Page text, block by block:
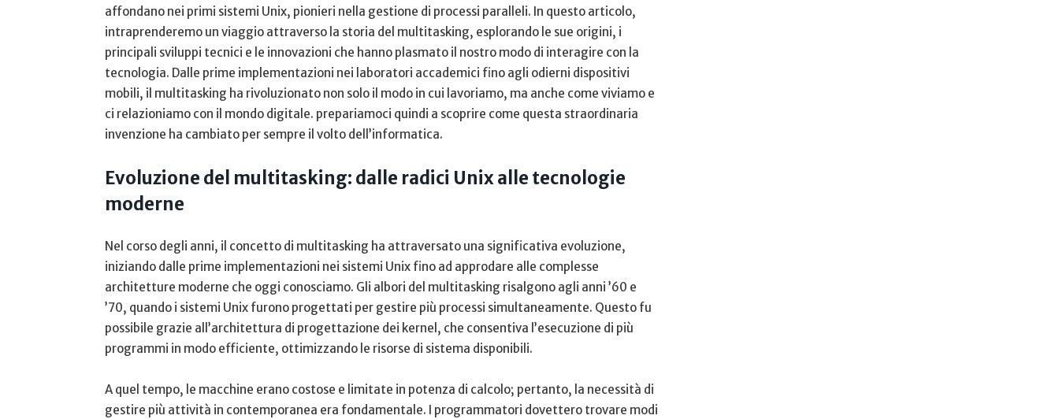
affondano nei primi sistemi Unix, pionieri nella gestione di ‍processi paralleli. In questo ‌articolo,
intraprenderemo un ‍viaggio attraverso la storia ​del multitasking, esplorando le ​sue origini, i
principali⁣ sviluppi tecnici e le innovazioni ⁣che hanno ⁢plasmato il nostro modo⁤ di interagire con la
tecnologia. ⁢Dalle prime implementazioni ‍nei laboratori ⁤accademici ‍fino​ agli odierni dispositivi
mobili, il ⁤multitasking ha rivoluzionato non solo il modo ‌in cui lavoriamo,‍ ma anche ‌come viviamo e
ci​ relazioniamo ⁣con il mondo‍ digitale. ‍prepariamoci quindi a scoprire come questa straordinaria
invenzione ha cambiato per sempre⁤ il volto dell’informatica.
Evoluzione del multitasking: dalle radici Unix‌ alle tecnologie
moderne
Nel ‌corso​ degli anni, il ⁣concetto ⁣di multitasking ha attraversato una significativa evoluzione,
iniziando dalle prime implementazioni‍ nei sistemi Unix fino ad approdare alle ⁤complesse
architetture moderne che oggi conosciamo.⁢ Gli albori ⁢del multitasking ⁤risalgono agli anni ’60 e
’70, ‌quando i ​sistemi ‌Unix furono progettati per ​gestire più​ processi‍ simultaneamente. Questo fu
possibile grazie all’architettura di⁤ progettazione dei kernel, che ​consentiva l’esecuzione di più
programmi in modo efficiente, ottimizzando le risorse di sistema disponibili.
A⁤ quel tempo,⁤ le macchine ⁤erano⁤ costose e limitate in potenza di calcolo;‌ pertanto, la necessità di
gestire più attività in contemporanea era fondamentale. I programmatori dovettero trovare modi